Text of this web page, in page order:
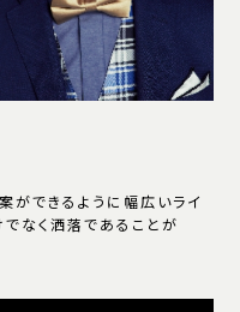
ができるように幅広いライ
でなく洒落であることが